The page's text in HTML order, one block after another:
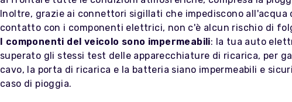
Inoltre, grazie ai connettori sigillati che impediscono all'acqua
contatto con i componenti elettrici, non c'è alcun rischio di
I componenti del veicolo sono impermeabili: la tua auto
superato gli stessi test delle apparecchiature di ricarica, per
cavo, la porta di ricarica e la batteria siano impermeabili e
caso di pioggia.